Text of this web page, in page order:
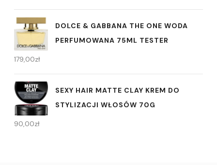
DOLCE & GABBANA THE ONE WODA
PERFUMOWANA 75ML TESTER
179,00zł
SEXY HAIR MATTE CLAY KREM DO
STYLIZACJI WŁOSÓW 70G
90,00zł